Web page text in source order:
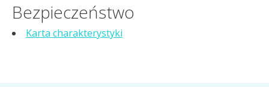
Bezpieczeństwo
Karta charakterystyki